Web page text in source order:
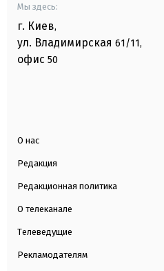
Мы здесь:
г. Киев,
ул. Владимирская 61/11,
офис 50
О нас
Редакция
Редакционная политика
О телеканале
Телеведущие
Рекламодателям